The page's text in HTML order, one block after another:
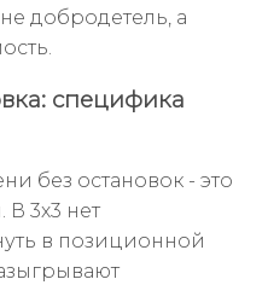
добродетель, а
специфика
без остановок - это
В 3х3 нет
в позиционной